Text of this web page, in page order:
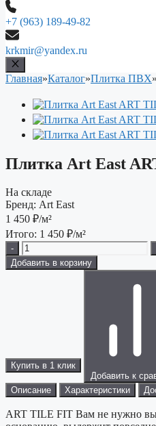
+7 (963) 189-49-82
krkmir@yandex.ru
Главная»Каталог»Плитка ПВХ»
Плитка Art East
На складе
Бренд: Art East
1 450 ₽/м²
Итого: 1 450 ₽/м²
-
Добавить в корзину
Купить в 1 клик
Добавить к
Описание
Характеристики
ART TILE FIT Вам не нужно